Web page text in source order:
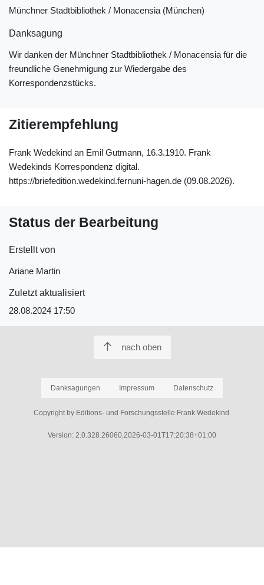
Münchner Stadtbibliothek / Monacensia (München)
Danksagung
Wir danken der Münchner Stadtbibliothek / Monacensia für die
freundliche Genehmigung zur Wiedergabe des
Korrespondenzstücks.
Zitierempfehlung
Frank Wedekind an Emil Gutmann, 16.3.1910. Frank
Wedekinds Korrespondenz digital.
https://briefedition.wedekind.fernuni-hagen.de (09.08.2026).
Status der Bearbeitung
Erstellt von
Ariane Martin
Zuletzt aktualisiert
28.08.2024 17:50
nach oben
Danksagungen Impressum Datenschutz
Copyright by Editions- und Forschungsstelle Frank Wedekind.
Version: 2.0.328.26060,2026-03-01T17:20:38+01:00